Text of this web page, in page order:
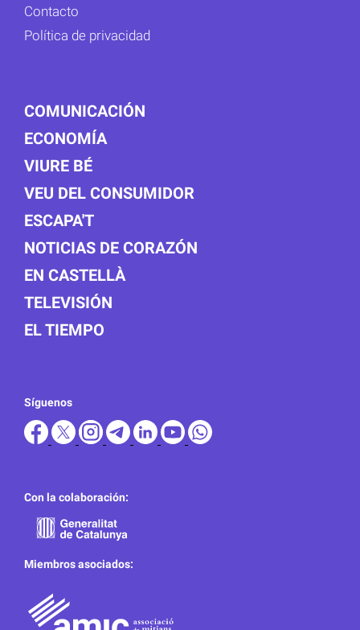
Contacto
Política de privacidad
COMUNICACIÓN
ECONOMÍA
VIURE BÉ
VEU DEL CONSUMIDOR
ESCAPA'T
NOTICIAS DE CORAZÓN
EN CASTELLÀ
TELEVISIÓN
EL TIEMPO
Síguenos
Con la colaboración:
Miembros asociados: